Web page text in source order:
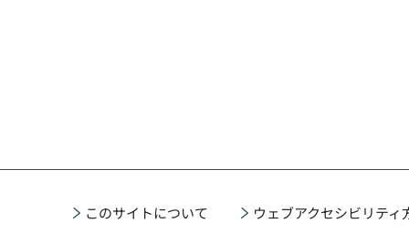
このサイトについて ウェブアクセシビリティ